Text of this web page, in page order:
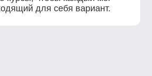
для себя вариант.